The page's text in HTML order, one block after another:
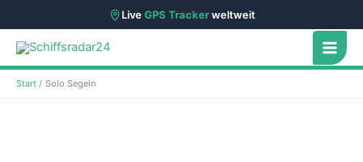
LiveGPS Trackerweltweit
Zum
Inhalt
springen
Start Solo Segeln